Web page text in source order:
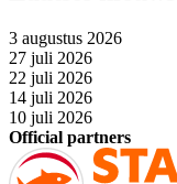
3 augustus 2026
27 juli 2026
22 juli 2026
14 juli 2026
10 juli 2026
Official partners